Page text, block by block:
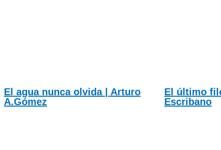
El agua nunca olvida | Arturo
A.Gómez
El último
Escribano